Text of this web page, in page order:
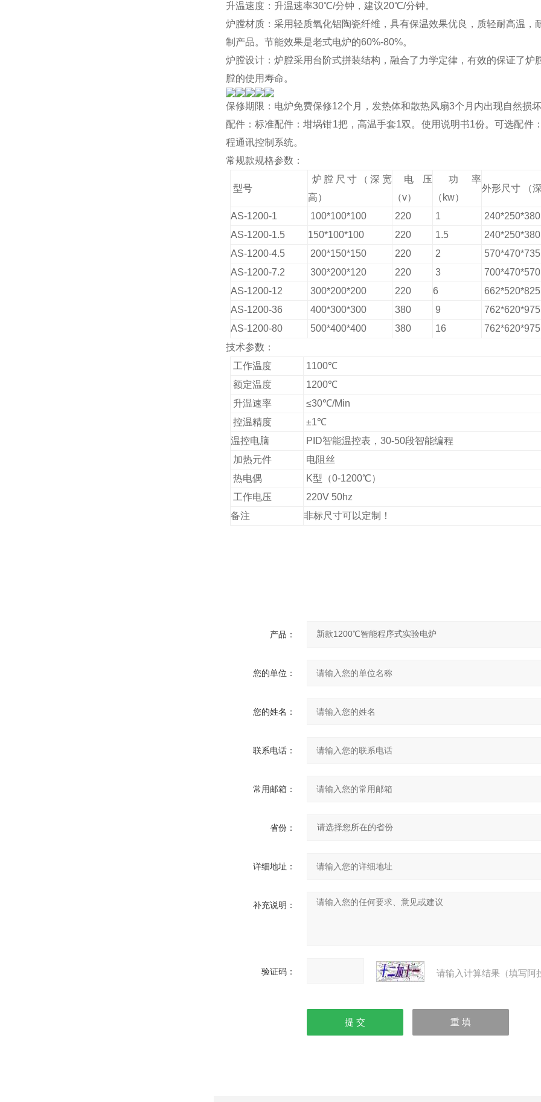
升温速度： 升温速率30℃/分钟，建议20℃/分钟。
炉膛材质： 采用轻质氧化铝陶瓷纤维，具有保温效果优良，质轻耐高温
制产品。节能效果是老式电炉的60%-80%。
炉膛设计： 炉膛采用台阶式拼装结构，融合了力学定律，有效的保证了
膛的使用寿命。
保修期限 ： 电炉免费保修12个月，发热体和散热风扇3个月内出现自然损坏
配件： 标准配件：坩埚钳1把，高温手套1双。使用说明书1份。可选配件：
程通讯控制系统。
常规款规格参数 ：
型号
炉膛尺寸（深宽
高）
电压
（v）
功率
（kw）
外形尺寸 （深
AS-1200-1 100*100*100 220 1
AS-1200-1.5
150*100*100 220 1.5
AS-1200-4.5
200*150*150 220 2
AS-1200-7.2
300*200*120 220 3
AS-1200-12
300*200*200 220 6
AS-1200-36
400*300*300 380 9
AS-1200-80
500*400*400 380 16
技术参数：
工作温度
1100℃
额定温度
1200℃
升温速率
≤30℃/Min
控温精度
±1℃
温控电脑
PID智能温控表，30-50段智能编程
加热元件
电阻丝
热电偶
K型 （0-1200℃）
工作电压
220V 50hz
备注
非标尺寸可以定制！
产品：
您的单位：
您的姓名：
联系电话：
常用邮箱：
省份：
详细地址：
补充说明：
验证码： 请输入计算结果（填写阿